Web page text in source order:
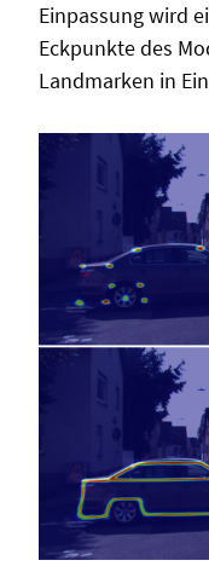
Einpassung wird
Eckpunkte des
Landmarken in